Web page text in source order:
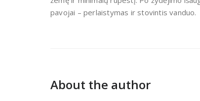
pavojai – perlaistymas ir stovintis vanduo.
About the author